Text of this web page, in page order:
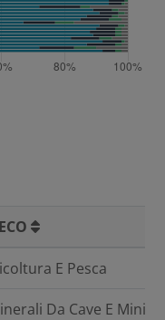
E Pesca
Da Cave E